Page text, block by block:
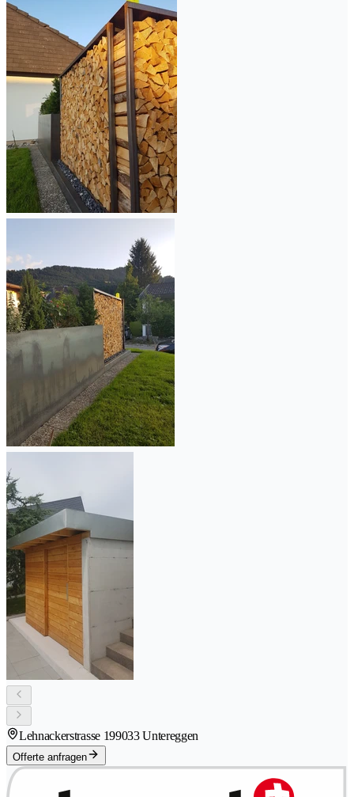
Lehnackerstrasse 199033 Untereggen
Offerte anfragen